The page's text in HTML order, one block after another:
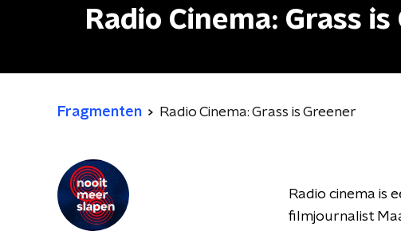
Radio Cinema: Grass
Fragmenten Radio Cinema: Grass is Greener
Radio cinema is
filmjournalist